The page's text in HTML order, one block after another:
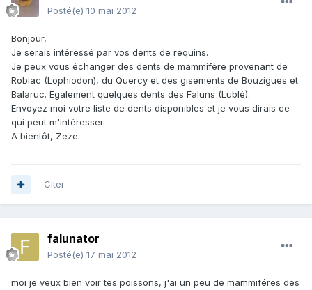
Posté(e) 10 mai 2012
Bonjour,
Je serais intéressé par vos dents de requins.
Je peux vous échanger des dents de mammifère provenant de
Robiac (Lophiodon), du Quercy et des gisements de Bouzigues et
Balaruc. Egalement quelques dents des Faluns (Lublé).
Envoyez moi votre liste de dents disponibles et je vous dirais ce
qui peut m'intéresser.
A bientôt, Zeze.
Citer
falunator
Posté(e) 17 mai 2012
moi je veux bien voir tes poissons, j'ai un peu de mammiféres des